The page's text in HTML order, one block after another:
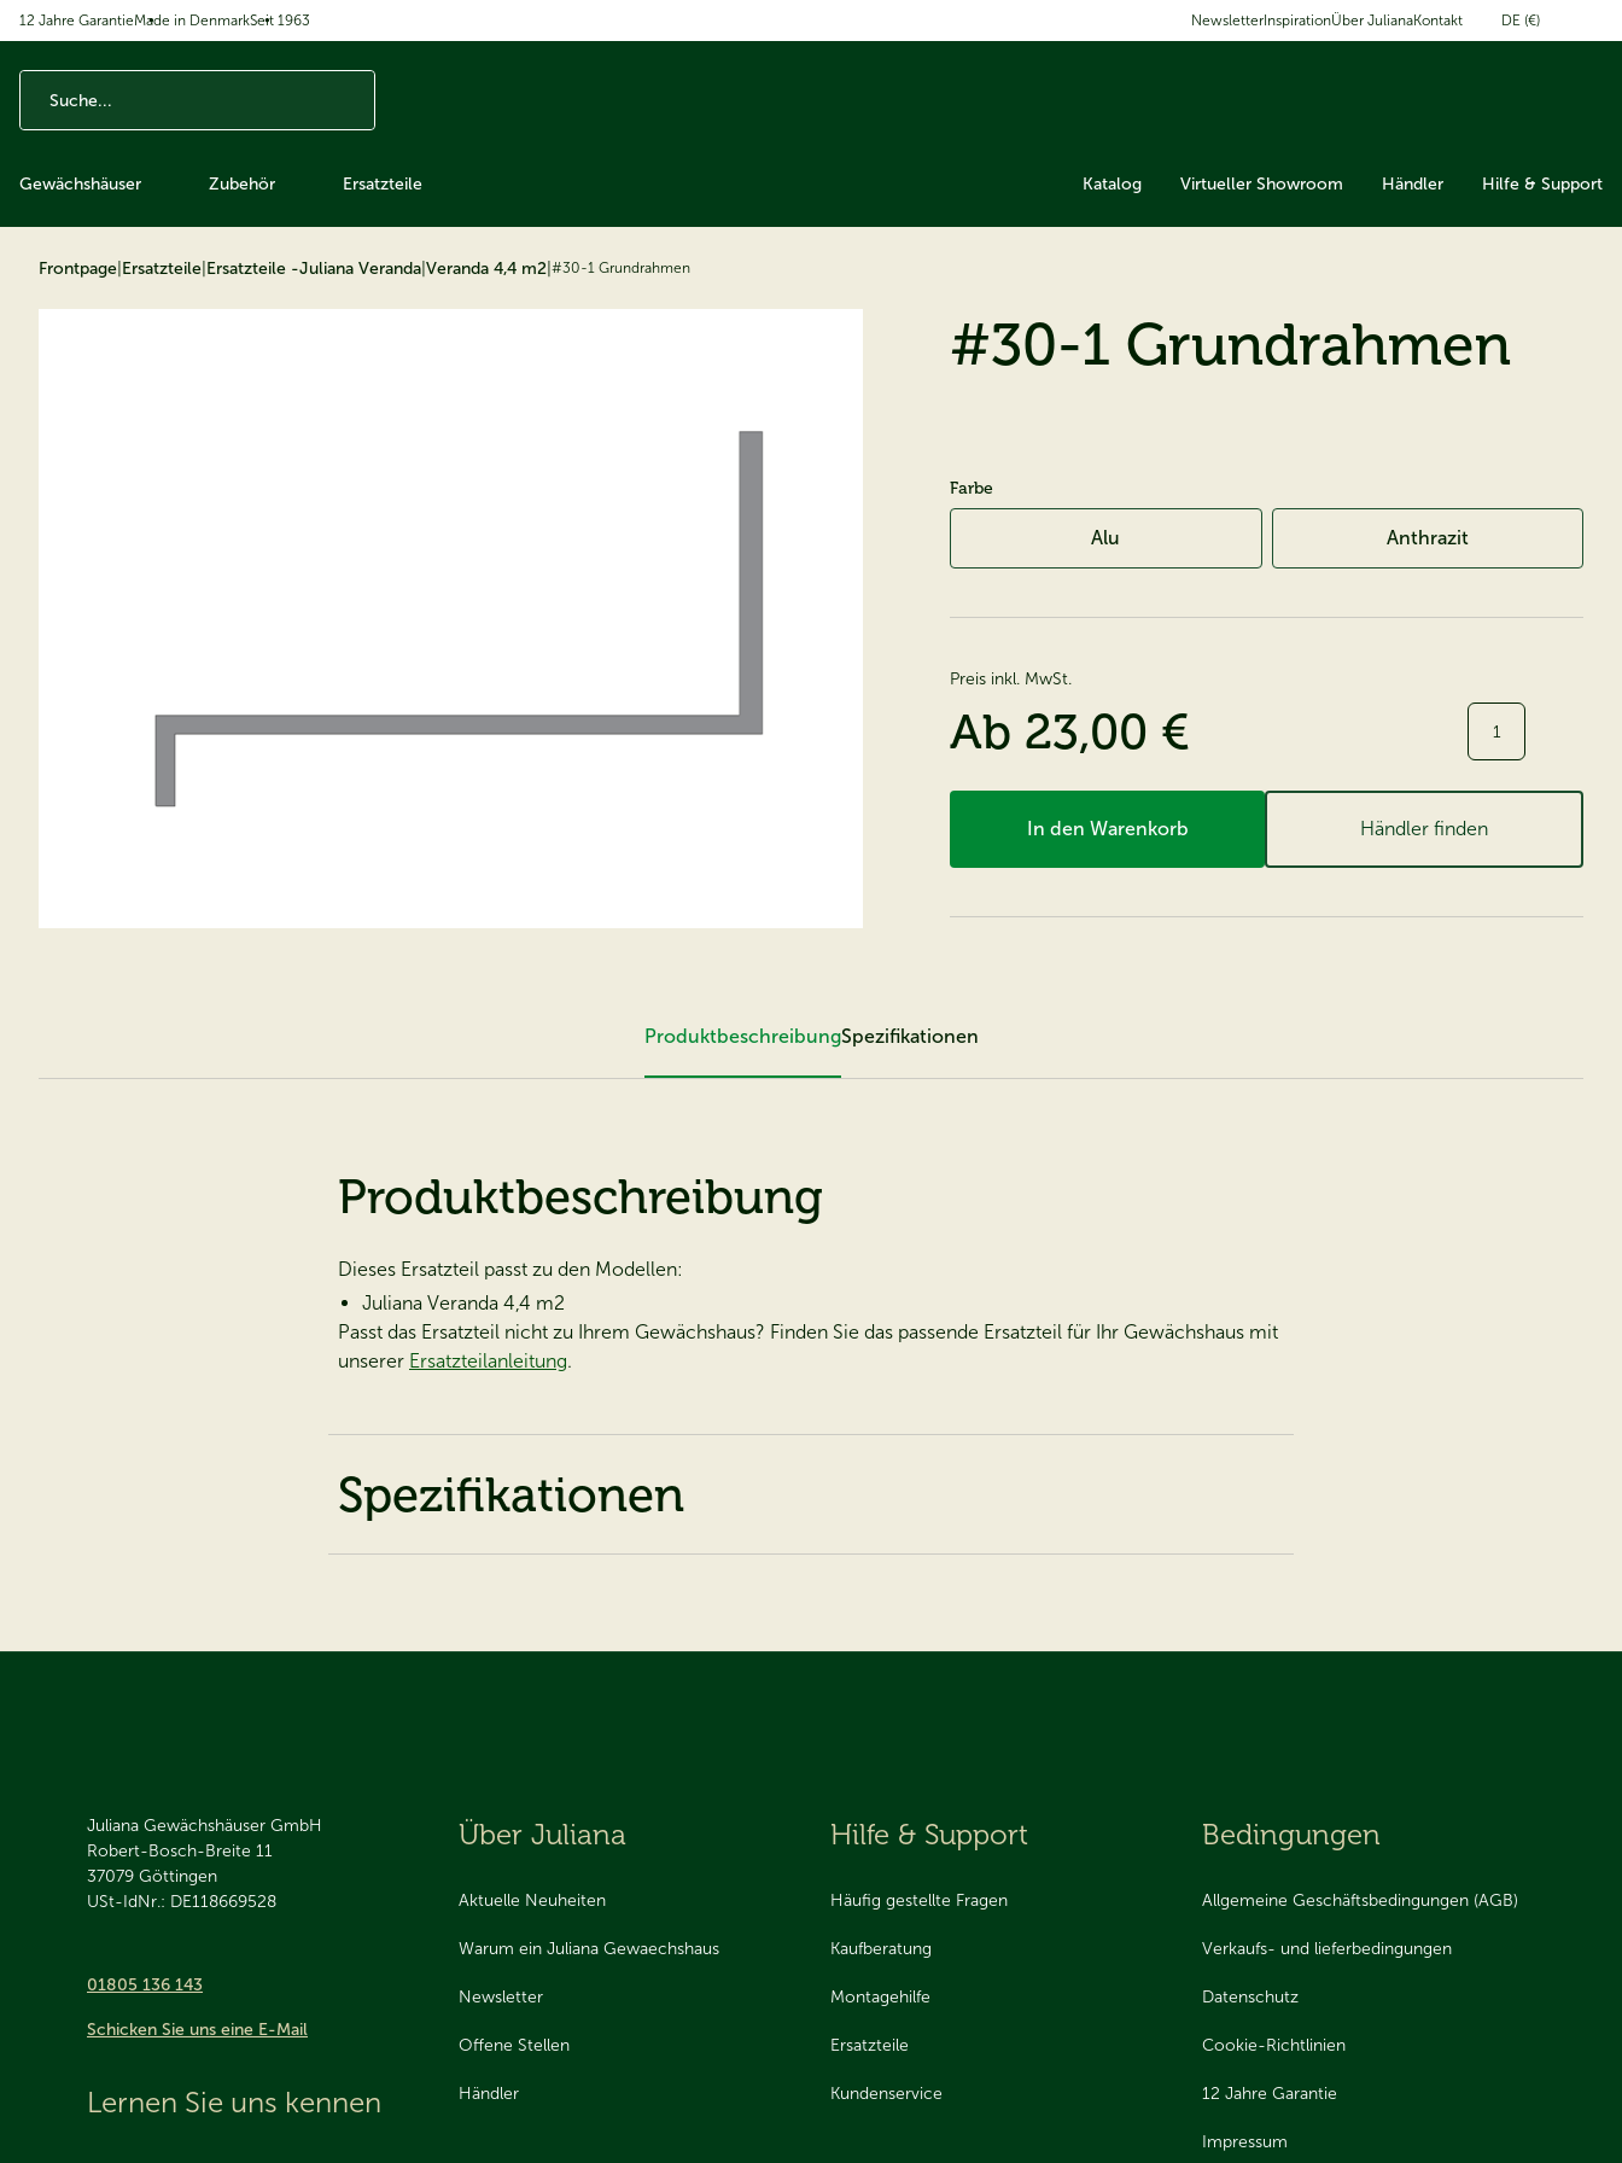
12 Jahre GarantieMade in DenmarkSeit 1963 Newsletter InspirationÜber JulianaKontakt DE (€)
Gewächshäuser Zubehör Ersatzteile Katalog Virtueller Showroom Händler Hilfe & Support
Frontpage Ersatzteile Ersatzteile -Juliana Veranda Veranda 4,4 m2 #30-1 Grundrahmen
#30-1 Grundrahmen
Farbe
Alu Anthrazit
Preis inkl. MwSt.
Ab 23,00 € Menge:
In den Warenkorb Händler finden
ProduktbeschreibungSpezifikationen
Produktbeschreibung
Dieses Ersatzteil passt zu den Modellen:
Juliana Veranda 4,4 m2
Passt das Ersatzteil nicht zu Ihrem Gewächshaus? Finden Sie das passende Ersatzteil für Ihr Gewächshaus mit
unserer Ersatzteilanleitung.
Spezifikationen
Juliana Gewächshäuser GmbH
Robert-Bosch-Breite 11
37079 Göttingen
USt-IdNr.: DE118669528
01805 136 143
Schicken Sie uns eine E-Mail
Lernen Sie uns kennen
Über Juliana
Aktuelle Neuheiten
Warum ein Juliana Gewaechshaus
Newsletter
Offene Stellen
Händler
Hilfe & Support
Häufig gestellte Fragen
Kaufberatung
Montagehilfe
Ersatzteile
Kundenservice
Bedingungen
Allgemeine Geschäftsbedingungen (AGB)
Verkaufs- und lieferbedingungen
Datenschutz
Cookie-Richtlinien
12 Jahre Garantie
Impressum